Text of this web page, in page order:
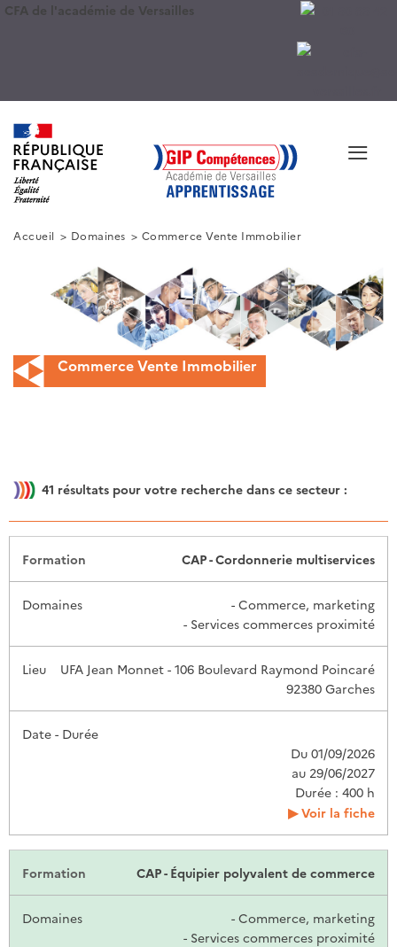
CFA de l'académie de Versailles
≡
Accueil Domaines Commerce Vente Immobilier
Commerce Vente Immobilier
41 résultats pour votre recherche dans ce secteur :
Date -
CAP - Cordonnerie multiservices
- Commerce, marketing
- Services commerces proximité
UFA Jean Monnet - 106 Boulevard Raymond Poincaré
92380 Garches
Du 01/09/2026
au 29/06/2027
Durée : 400 h
Voir la fiche
CAP - Équipier polyvalent de commerce
- Commerce, marketing
- Services commerces proximité